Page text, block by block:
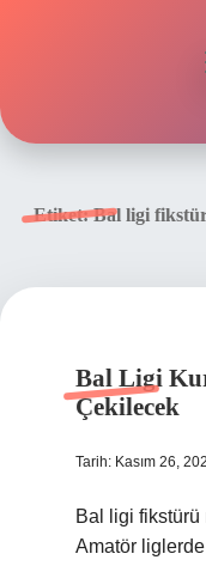
Etiket:Bal ligi
Bal Ligi
Çekilecek
Tarih: Kasım 26,
Bal ligi
Amatör